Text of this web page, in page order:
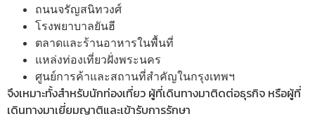
ถนนจรัญสนิทวงศ์
โรงพยาบาลยันฮี
ตลาดและร้านอาหารในพื้นที่
แหล่งท่องเที่ยวฝั่งพระนคร
ศูนย์การค้าและสถานที่สำคัญในกรุงเทพฯ
จึงเหมาะทั้งสำหรับนักท่องเที่ยว ผู้ที่เดินทางมาติดต่อธุรกิจ หรือผู้ที่
เดินทางมาเยี่ยมญาติและเข้ารับการรักษา